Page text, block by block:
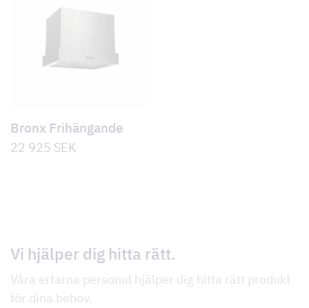
Bronx Frihängande
22 925 SEK
Vi hjälper dig hitta rätt.
Våra erfarna personal hjälper dig hitta rätt produkt
för dina behov.